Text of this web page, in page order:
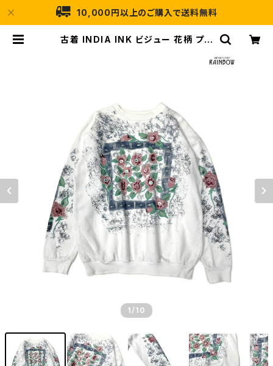
10,000円以上のご購入で送料無料
古着 INDIA INK ビジュー 花柄 プリ
ナー 白 (ttu2501078) | 古着屋RA
1 /10